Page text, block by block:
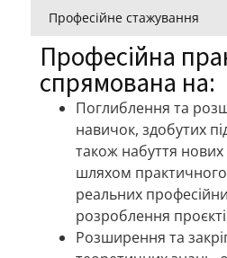
Професійне стажування
Професійна
спрямована на:
Поглиблення та
навичок, здобутих
також набуття
шляхом практичного
реальних
розроблення
Розширення та